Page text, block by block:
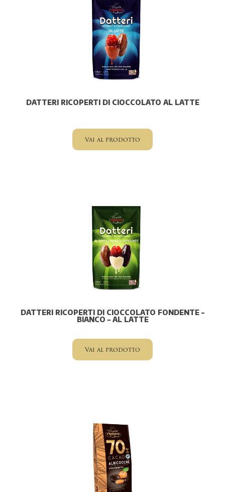
DATTERI RICOPERTI DI CIOCCOLATO AL LATTE
Vai al prodotto
DATTERI RICOPERTI DI CIOCCOLATO FONDENTE –
BIANCO – AL LATTE
Vai al prodotto